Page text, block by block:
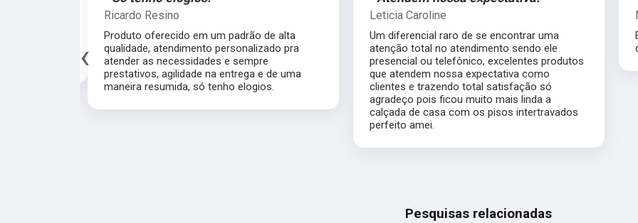
Produto oferecido em um padrão de alta
qualidade, atendimento personalizado pra
atender as necessidades e sempre prestativos,
agilidade na entrega e de uma maneira resumida,
só tenho elogios.
Um diferencial raro de se encontrar uma
atenção total no atendimento sendo ele
presencial ou telefônico, excelentes produtos
que atendem nossa expectativa como
clientes e trazendo total satisfação só
agradeço pois ficou muito mais linda a
calçada de casa com os pisos intertravados
Margaret
Excelente
com prazo e
‹
Pesquisas relacionadas